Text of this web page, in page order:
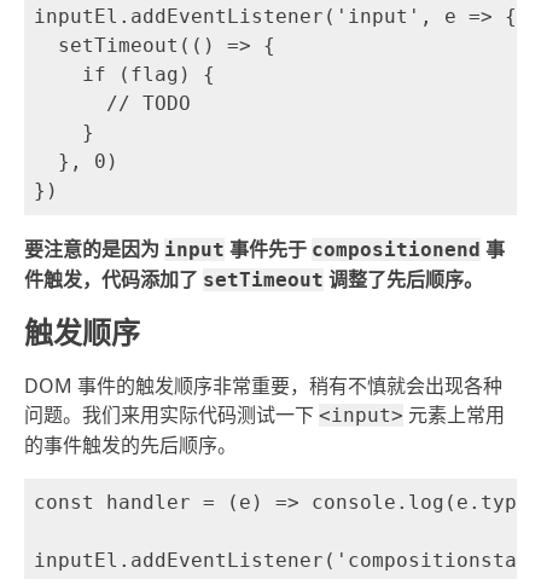
inputEl.addEventListener('input', e => {
  setTimeout(() => {
    if (flag) {
      // TODO
    }
  }, 0)
要注意的是因为 input 事件先于 compositionend 事
件触发，代码添加了 setTimeout 调整了先后顺序。
触发顺序
DOM 事件的触发顺序非常重要，稍有不慎就会出现各种
问题。我们来用实际代码测试一下 <input> 元素上常用
的事件触发的先后顺序。
const handler = (e) => console.log(e.type)